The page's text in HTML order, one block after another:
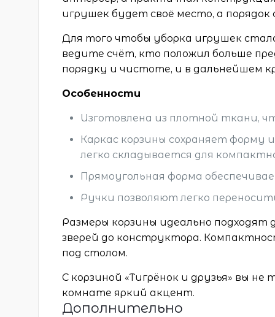
игрушек будет своё место, а
Для того чтобы уборка игрушек
ведите счёт, кто положил больше
порядку и чистоте, и в дальнейшем
Особенности
Изготовлена из плотной ткани,
Каркас корзины сохраняет форму
легко складывается для
Прямоугольная форма
Ручки позволяют легко
Размеры корзины идеально подходят
зверей до конструктора.
под столом.
С корзиной «Тигрёнок и друзья» вы
комнате яркий акцент.
Дополнительно